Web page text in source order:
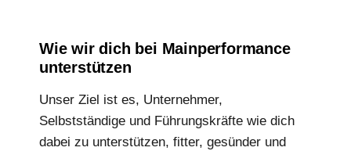
Wie wir dich bei Mainperformance
unterstützen
Unser Ziel ist es, Unternehmer,
Selbstständige und Führungskräfte wie dich
dabei zu unterstützen, fitter, gesünder und